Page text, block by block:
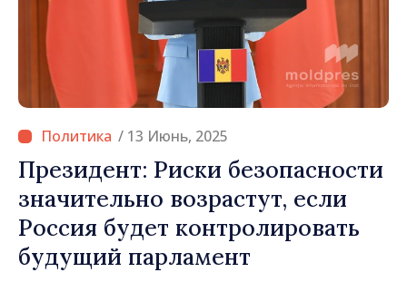
/ 13 Июнь, 2025
Президент: Риски безопасности
значительно возрастут, если
Россия будет контролировать
будущий парламент